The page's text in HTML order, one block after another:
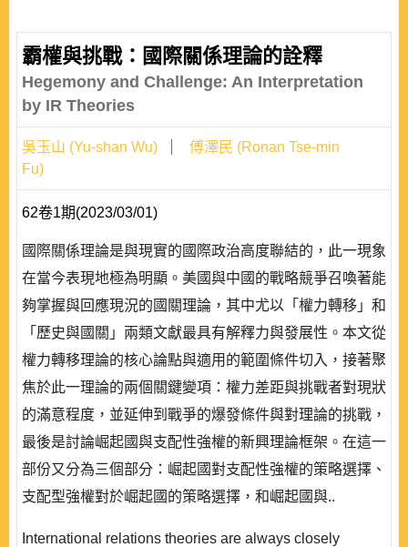
霸權與挑戰：國際關係理論的詮釋
Hegemony and Challenge: An Interpretation
by IR Theories
吳玉山 (Yu-shan Wu)
傅澤民 (Ronan Tse-min
Fu)
62卷1期(2023/03/01)
國際關係理論是與現實的國際政治高度聯結的，此一現象
在當今表現地極為明顯。美國與中國的戰略競爭召喚著能
夠掌握與回應現況的國關理論，其中尤以「權力轉移」和
「歷史與國關」兩類文獻最具有解釋力與發展性。本文從
權力轉移理論的核心論點與適用的範圍條件切入，接著聚
焦於此一理論的兩個關鍵變項：權力差距與挑戰者對現狀
的滿意程度，並延伸到戰爭的爆發條件與對理論的挑戰，
最後是討論崛起國與支配性強權的新興理論框架。在這一
部份又分為三個部分：崛起國對支配性強權的策略選擇、
支配型強權對於崛起國的策略選擇，和崛起國與..
International relations theories are always closely